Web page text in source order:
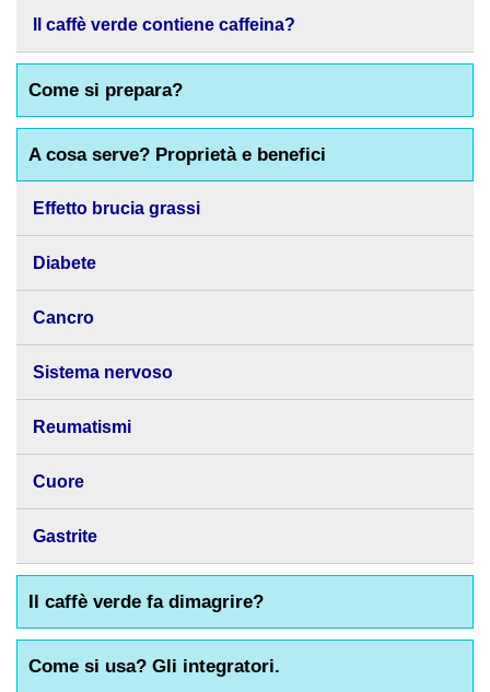
Il caffè verde contiene caffeina?
Come si prepara?
A cosa serve? Proprietà e benefici
Effetto brucia grassi
Diabete
Cancro
Sistema nervoso
Reumatismi
Cuore
Gastrite
Il caffè verde fa dimagrire?
Come si usa? Gli integratori.